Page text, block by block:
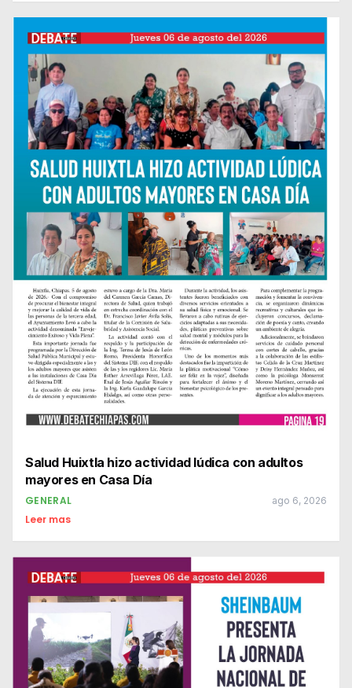
Salud Huixtla hizo actividad lúdica con adultos
mayores en Casa Día
GENERAL ago 6, 2026
Leer mas